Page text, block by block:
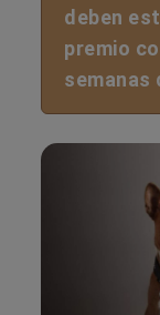
deben
premio
semanas